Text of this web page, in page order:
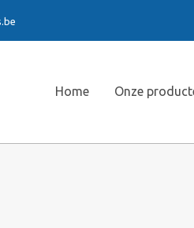
Home Onze